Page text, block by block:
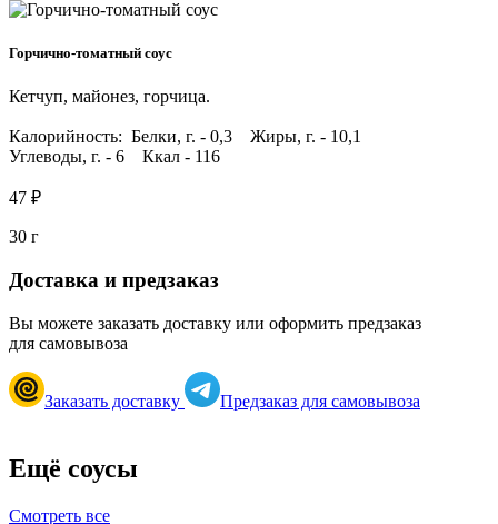
Горчично-томатный соус
Кетчуп, майонез, горчица.
Калорийность: Белки, г. - 0,3 Жиры, г. - 10,1
Углеводы, г. - 6 Ккал - 116
47 ₽
30 г
Доставка и предзаказ
Вы можете заказать доставку или оформить предзаказ
для самовывоза
Заказать доставку Предзаказ для самовывоза
Ещё соусы
Смотреть все